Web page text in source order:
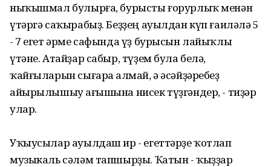
ныҡышмал булырға, бурысты ғорурлыҡ менән
үтәргә саҡырабыҙ. Беҙҙең ауылдан күп ғаиләлә 5
- 7 егет әрме сафында үҙ бурысын лайыҡлы
үтәне. Атайҙар сабыр, түҙем була белә,
ҡайғыларын сығара һалмай, ә әсәйҙәребеҙ
айырылышыу һағышына нисек түҙгәндер, - тиҙәр
улар.
Уҡыусылар ауылдаш ир - егеттәрҙе ҡотлап
музыкаль сәләм тапшырҙы. Ҡатын - ҡыҙҙар